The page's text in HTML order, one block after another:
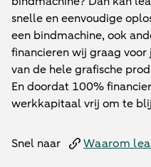
snelle en eenvoudige
een bindmachine, ook
financieren wij graag voor
van de hele grafische
En doordat 100%
werkkapitaal vrij om te
Snel naar Waarom